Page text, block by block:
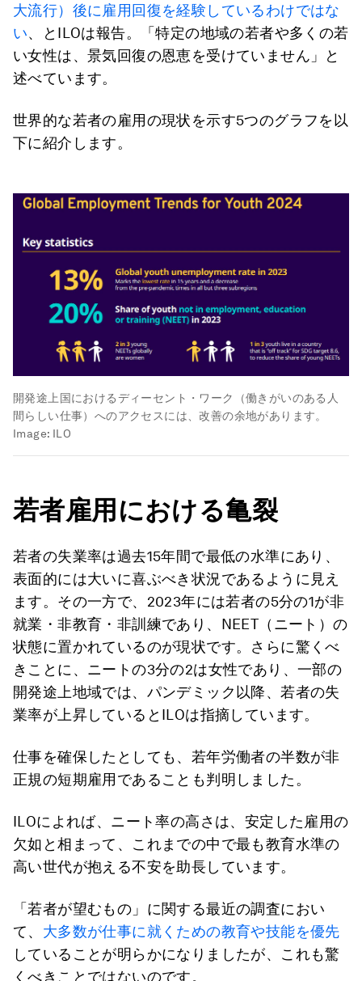
大流行）後に雇用回復を経験しているわけではな
い、とILOは報告。「特定の地域の若者や多くの若
い女性は、景気回復の恩恵を受けていません」と
述べています。
世界的な若者の雇用の現状を示す5つのグラフを以
下に紹介します。
開発途上国におけるディーセント・ワーク（働きがいのある人
間らしい仕事）へのアクセスには、改善の余地があります。
Image: ILO
若者雇用における亀裂
若者の失業率は過去15年間で最低の水準にあり、
表面的には大いに喜ぶべき状況であるように見え
ます。その一方で、2023年には若者の5分の1が非
就業・非教育・非訓練であり、NEET（ニート）の
状態に置かれているのが現状です。さらに驚くべ
きことに、ニートの3分の2は女性であり、一部の
開発途上地域では、パンデミック以降、若者の失
業率が上昇しているとILOは指摘しています。
仕事を確保したとしても、若年労働者の半数が非
正規の短期雇用であることも判明しました。
ILOによれば、ニート率の高さは、安定した雇用の
欠如と相まって、これまでの中で最も教育水準の
高い世代が抱える不安を助長しています。
「若者が望むもの」に関する最近の調査におい
て、 大多数が仕事に就くための教育や技能を優先
していることが明らかになりましたが、これも驚
くべきことではないのです。